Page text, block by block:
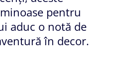
pentru
aduc o notă de
în decor.